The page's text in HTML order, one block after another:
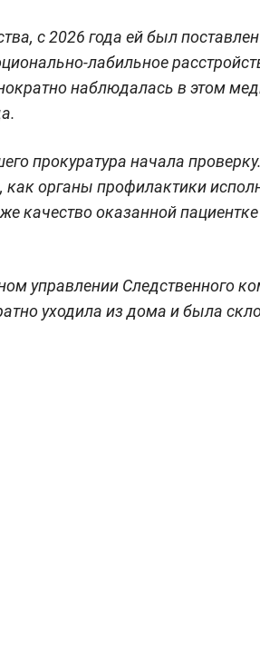
с 2026 года ей был
лабильное
наблюдалась в этом
прокуратура начала
как органы профилактики
качество оказанной
управлении Следственного
уходила из дома и была